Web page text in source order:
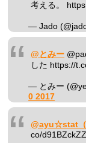
考える。
— Jado
@とみー
した https://
— とみー
0 2017
@ayu☆stat（
co/